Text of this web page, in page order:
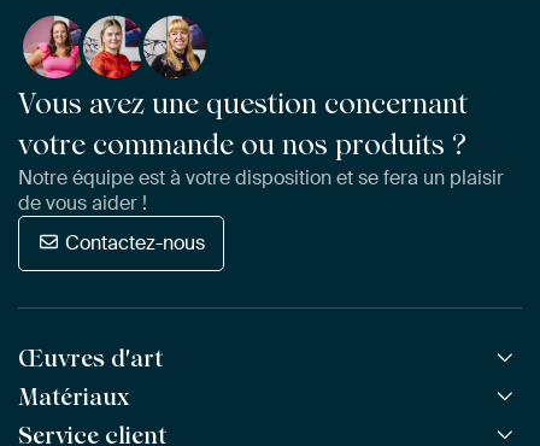
Vous avez une question concernant
votre commande ou nos produits ?
Notre équipe est à votre disposition et se fera un plaisir
de vous aider !
Contactez-nous
Œuvres d'art
Toutes les œuvres
Toutes les collections
Matériaux
ArtFrame™ POPULAIRE
Service client